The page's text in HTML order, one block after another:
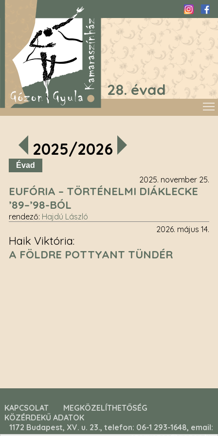
28. évad
2025/2026
Évad
2025. november 25.
EUFÓRIA – TÖRTÉNELMI DIÁKLECKE
’89–’98-BÓL
rendező: Hajdú László
2026. május 14.
Haik Viktória
A FÖLDRE POTTYANT TÜNDÉR
KAPCSOLAT
MEGKÖZELÍTHETŐSÉG
KÖZÉRDEKŰ ADATOK
1172 Budapest, XV. u. 23., telefon: 06-1 293-1648, email: